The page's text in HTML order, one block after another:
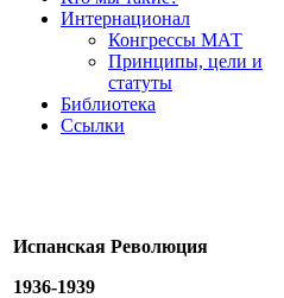
Интернационал
Конгрессы МАТ
Принципы, цели и
статуты
Библиотека
Ссылки
Испанская Революция
1936-1939